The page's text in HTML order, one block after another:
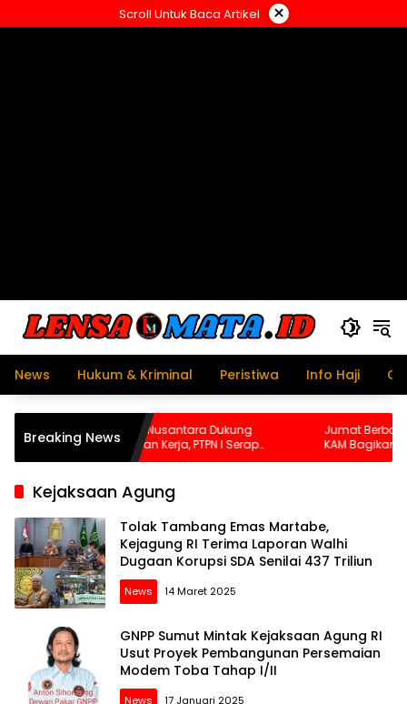
ke
Scroll Untuk Baca Artikel ×
News Hukum & Kriminal Peristiwa Info Haji
Breaking News
Perkebunan Nusantara Dukung
Lapangan Kerja, PTPN I Serap
Ribu Pekerja di Pabrik Tembakau
Jumat Berbagi Tetap
KAM Bagikan 200
Al-Wathoniyah
Kejaksaan Agung
Tolak Tambang Emas Martabe,
Kejagung RI Terima Laporan Walhi
Dugaan Korupsi SDA Senilai 437 Triliun
News 14 Maret 2025
GNPP Sumut Mintak Kejaksaan Agung RI
Usut Proyek Pembangunan Persemaian
Modem Toba Tahap I/II
News 17 Januari 2025